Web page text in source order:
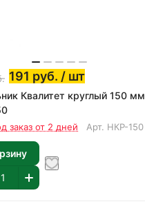
191 руб. / шт
Квалитет круглый 150 мм
заказ от 2 дней Арт. НКР-150